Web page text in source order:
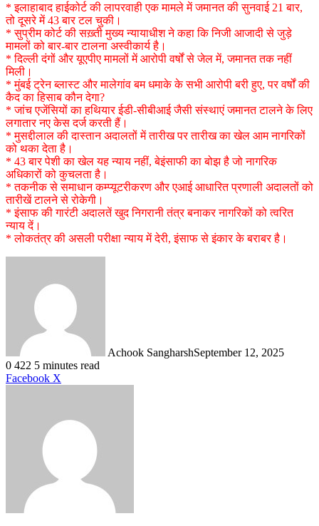
* इलाहाबाद हाईकोर्ट की लापरवाही एक मामले में जमानत की सुनवाई 21 बार,
तो दूसरे में 43 बार टल चुकी।
* सुप्रीम कोर्ट की सख़्ती मुख्य न्यायाधीश ने कहा कि निजी आजादी से जुड़े
मामलों को बार-बार टालना अस्वीकार्य है।
* दिल्ली दंगों और यूएपीए मामलों में आरोपी वर्षों से जेल में, जमानत तक नहीं
मिली।
* मुंबई ट्रेन ब्लास्ट और मालेगांव बम धमाके के सभी आरोपी बरी हुए, पर वर्षों की
कैद का हिसाब कौन देगा?
* जांच एजेंसियों का हथियार ईडी-सीबीआई जैसी संस्थाएं जमानत टालने के लिए
लगातार नए केस दर्ज करती हैं।
* मुसद्दीलाल की दास्तान अदालतों में तारीख पर तारीख का खेल आम नागरिकों
को थका देता है।
* 43 बार पेशी का खेल यह न्याय नहीं, बेइंसाफी का बोझ है जो नागरिक
अधिकारों को कुचलता है।
* तकनीक से समाधान कम्प्यूटरीकरण और एआई आधारित प्रणाली अदालतों को
तारीखें टालने से रोकेगी।
* इंसाफ की गारंटी अदालतें खुद निगरानी तंत्र बनाकर नागरिकों को त्वरित
न्याय दें।
* लोकतंत्र की असली परीक्षा न्याय में देरी, इंसाफ से इंकार के बराबर है।
Achook SangharshSeptember 12, 2025
0 422 5 minutes read
Facebook X